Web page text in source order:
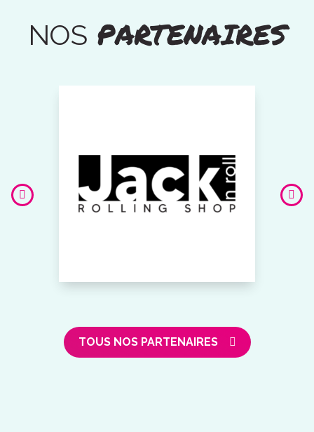
NOSPARTENAIRES
TOUS NOS PARTENAIRES